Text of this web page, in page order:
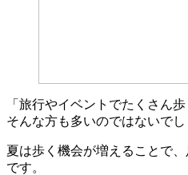
「旅行やイベントでたくさん歩
そんな方も多いのではないでし
夏は歩く機会が増えることで
です。